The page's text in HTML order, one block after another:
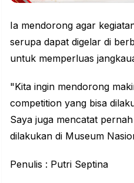
Ia mendorong agar
serupa dapat digelar di
untuk memperluas
"Kita ingin mendorong
competition yang bisa
Saya juga mencatat
dilakukan di Museum
Penulis : Putri Septina